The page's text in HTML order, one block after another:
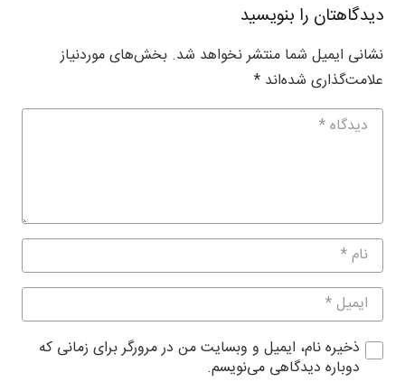
دیدگاهتان را بنویسید
نشانی ایمیل شما منتشر نخواهد شد. بخش‌های موردنیاز
علامت‌گذاری شده‌اند *
ذخیره نام، ایمیل و وبسایت من در مرورگر برای زمانی که
دوباره دیدگاهی می‌نویسم.